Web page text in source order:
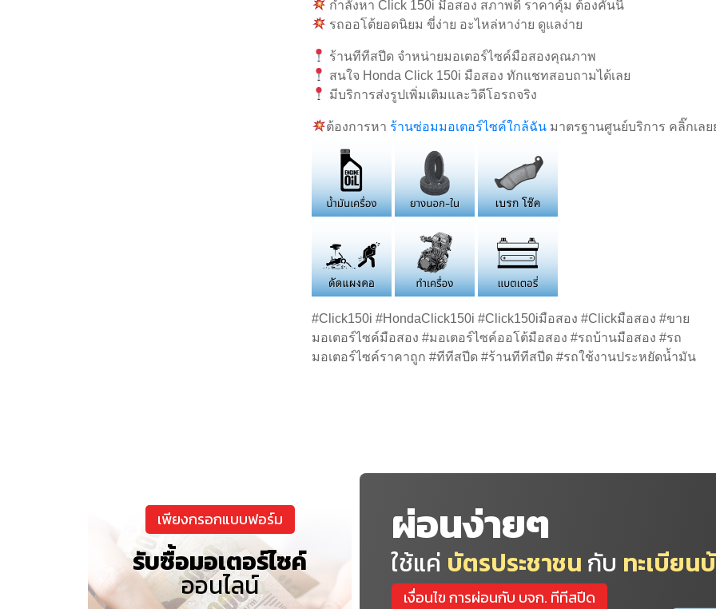
กำลังหา Click 150i มือสอง สภาพดี ราคาคุ้ม ต้องคันนี้
รถออโต้ยอดนิยม ขี่ง่าย อะไหล่หาง่าย ดูแลง่าย
ร้านทีทีสปีด จำหน่ายมอเตอร์ไซค์มือสองคุณภาพ
สนใจ Honda Click 150i มือสอง ทักแชทสอบถามได้เลย
มีบริการส่งรูปเพิ่มเติมและวิดีโอรถจริง
ต้องการหา ร้านซ่อมมอเตอร์ไซค์ใกล้ฉัน มาตรฐานศูนย์บริการ คลิ๊กเลย
#Click150i #HondaClick150i #Click150iมือสอง #Clickมือสอง #ขาย
มอเตอร์ไซค์มือสอง #มอเตอร์ไซค์ออโต้มือสอง #รถบ้านมือสอง #รถ
มอเตอร์ไซค์ราคาถูก #ทีทีสปีด #ร้านทีทีสปีด #รถใช้งานประหยัดน้ำมัน
เพียงกรอกแบบฟอร์ม
รับซื้อมอเตอร์ไซค์
ออนไลน์
ผ่อนง่ายๆ
ใช้แค่ บัตรประชาชน กับ ทะเบียน
เงื่อนไข การผ่อนกับ บจก. ทีทีสปีด